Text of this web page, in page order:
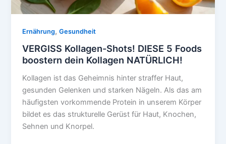
Ernährung,Gesundheit
VERGISS Kollagen-Shots! DIESE 5 Foods
boostern dein Kollagen NATÜRLICH!
Kollagen ist das Geheimnis hinter straffer Haut,
gesunden Gelenken und starken Nägeln. Als das am
häufigsten vorkommende Protein in unserem Körper
bildet es das strukturelle Gerüst für Haut, Knochen,
Sehnen und Knorpel.